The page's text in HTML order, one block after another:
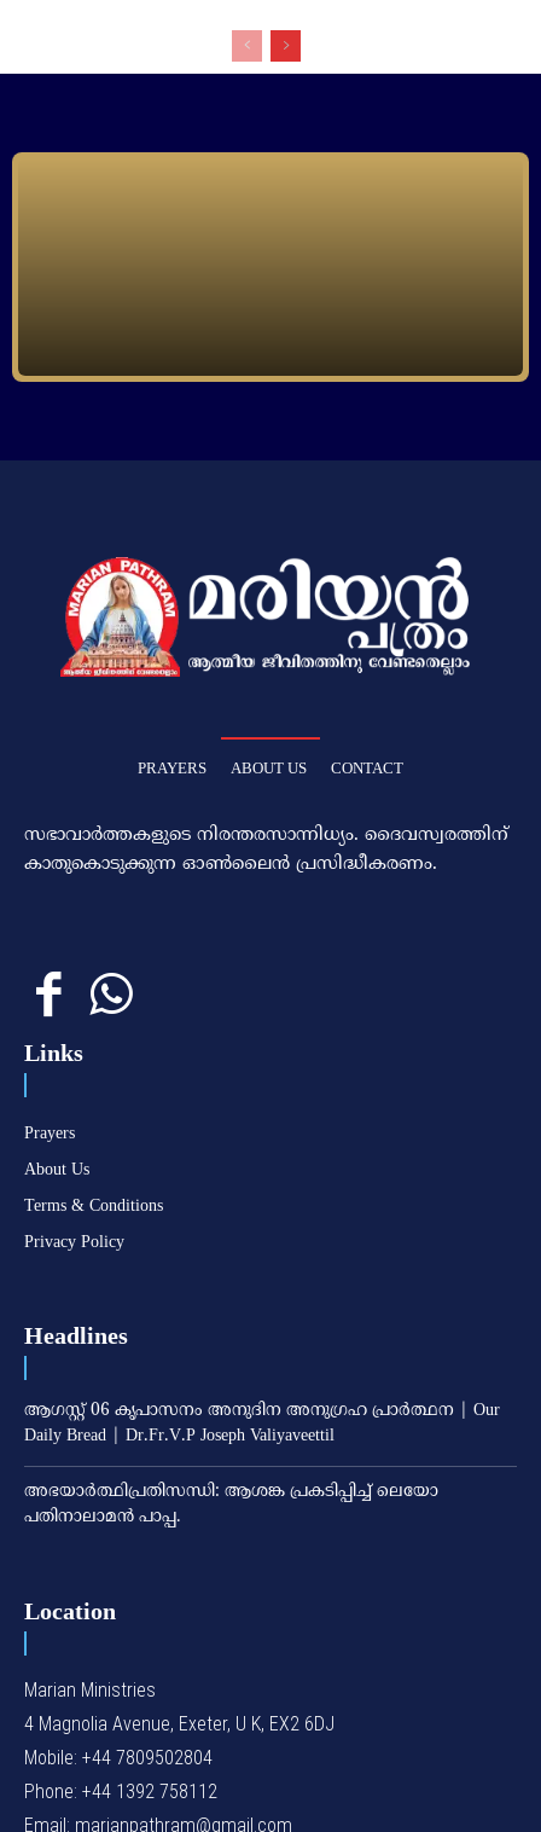
PRAYERS ABOUT US CONTACT
സഭാവാര്‍ത്തകളുടെ നിരന്തരസാന്നിധ്യം. ദൈവസ്വരത്തിന്‌
കാതുകൊടുക്കുന്ന ഓണ്‍ലൈന്‍ പ്രസിദ്ധീകരണം.
Links
Prayers
About Us
Terms & Conditions
Privacy Policy
Headlines
ആഗസ്റ്റ് 06 കൃപാസനം അനുദിന അനുഗ്രഹ പ്രാർത്ഥന | Our
Daily Bread | Dr.Fr.V.P Joseph Valiyaveettil
അഭയാര്‍ത്ഥിപ്രതിസന്ധി: ആശങ്ക പ്രകടിപ്പിച്ച് ലെയോ
പതിനാലാമന്‍ പാപ്പ.
Location
Marian Ministries
4 Magnolia Avenue, Exeter, U K, EX2 6DJ
Mobile: +44 7809502804
Phone: +44 1392 758112
Email: marianpathram@gmail.com